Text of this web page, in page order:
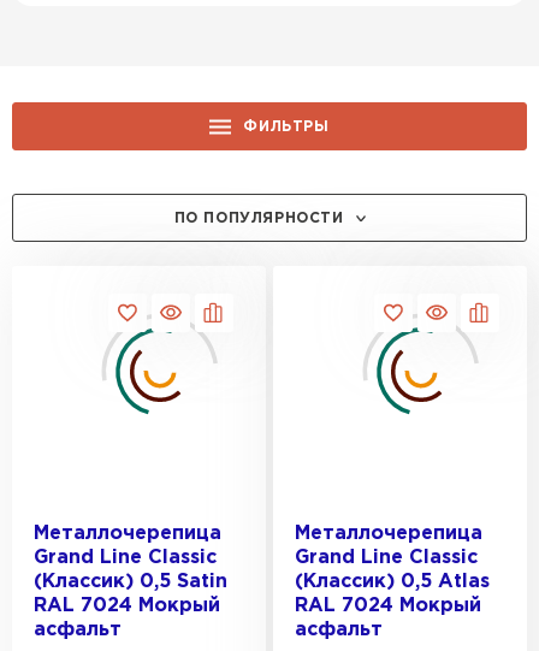
ФИЛЬТРЫ
Grand Line
Металл-Профиль
ТОЛЩИНА, ММ:
RAL 7016
RAL 8019
RAL 3005
Коричневый
Серый
КОЛЛЕКЦИЯ:
ПО ПОПУЛЯРНОСТИ
Металлочерепица
Grand Line Classic
(Классик) 0,5 Satin
RAL 7024 Мокрый
асфальт
Металлочерепица
Grand Line Classic
(Классик) 0,5 Atlas
RAL 7024 Мокрый
асфальт